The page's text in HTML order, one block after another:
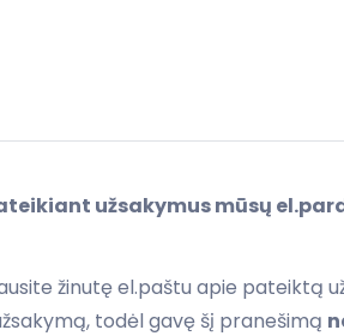
užsakymus mūsų
žinutę el.paštu apie pateiktą
todėl gavę šį pranešimą